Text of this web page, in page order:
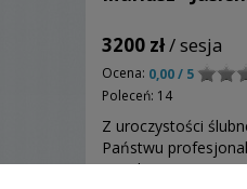
3200 zł/ sesja
Ocena: 0,00 / 5
Poleceń: 14
Z uroczystości
Państwu
przedstawiające